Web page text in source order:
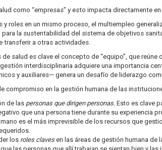
como “empresas” y esto impacta directamente
roles en un mismo proceso, el multiempleo
la sustentabilidad del sistema de objetivos
transferir a otras actividades.
de salud es clave el concepto de “equipo”, que
interdisciplinaria adquiere una importancia
y auxiliares— genera un desafío de liderazgo
compromiso en la gestión humana de las
de las personas que dirigen personas. Esto es clave
que una persona tiene durante su experiencia
es el más imprevisible de los recursos que
los roles clavesen las áreas de gestión humana de